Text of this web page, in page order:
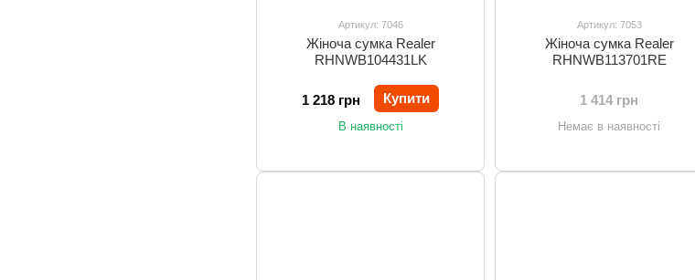
Артикул: 7046
Жіноча сумка Realer
RHNWB104431LK
1 218 грн Купити
В наявності
Артикул: 7053
Жіноча сумка Realer
RHNWB113701RE
1 414 грн
Немає в наявності